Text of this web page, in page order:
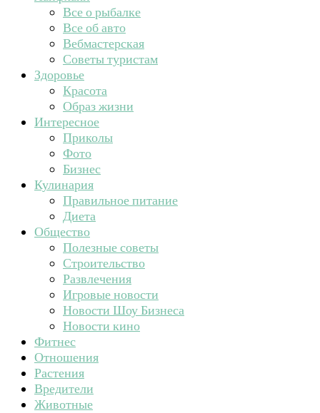
Все о рыбалке
Все об авто
Вебмастерская
Советы туристам
Здоровье
Красота
Образ жизни
Интересное
Приколы
Фото
Бизнес
Кулинария
Правильное питание
Диета
Общество
Полезные советы
Строительство
Развлечения
Игровые новости
Новости Шоу Бизнеса
Новости кино
Фитнес
Отношения
Растения
Вредители
Животные